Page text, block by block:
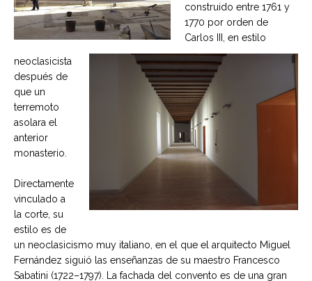
construido entre 1761 y
1770 por orden de
Carlos III, en estilo
neoclasicista
después de
que un
terremoto
asolara el
anterior
monasterio.
Directamente
vinculado a
la corte, su
estilo es de
un neoclasicismo muy italiano, en el que el arquitecto Miguel
Fernández siguió las enseñanzas de su maestro Francesco
Sabatini (1722–1797). La fachada del convento es de una gran